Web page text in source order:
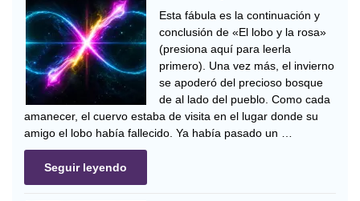
Esta fábula es la continuación y
conclusión de «El lobo y la rosa»
(presiona aquí para leerla
primero). Una vez más, el invierno
se apoderó del precioso bosque
de al lado del pueblo. Como cada
amanecer, el cuervo estaba de visita en el lugar donde su
amigo el lobo había fallecido. Ya había pasado un …
Seguir leyendo